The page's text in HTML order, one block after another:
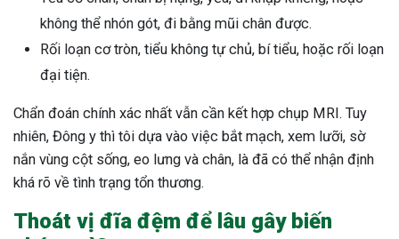
không thể nhón gót, đi bằng mũi chân được.
Rối loạn cơ tròn, tiểu không tự chủ, bí tiểu, hoặc rối loạn
đại tiện.
Chẩn đoán chính xác nhất vẫn cần kết hợp chụp MRI. Tuy
nhiên, Đông y thì tôi dựa vào việc bắt mạch, xem lưỡi, sờ
nắn vùng cột sống, eo lưng và chân, là đã có thể nhận định
khá rõ về tình trạng tổn thương.
Thoát vị đĩa đệm để lâu gây biến